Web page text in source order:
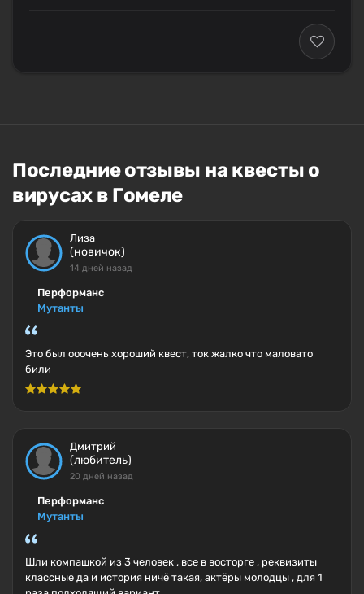
Последние отзывы на квесты о
вирусах в Гомеле
Лиза
(новичок)
14 дней назад
Перформанс
Мутанты
Это был ооочень хороший квест, ток жалко что маловато
били
Дмитрий
(любитель)
20 дней назад
Перформанс
Мутанты
Шли компашкой из 3 человек , все в восторге , реквизиты
классные да и история ничё такая, актёры молодцы , для 1